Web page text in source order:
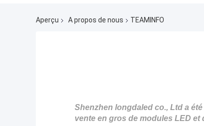
Aperçu A propos de nous TEAMINFO
Shenzhen longdaled co., Ltd a
vente en gros de modules LED et